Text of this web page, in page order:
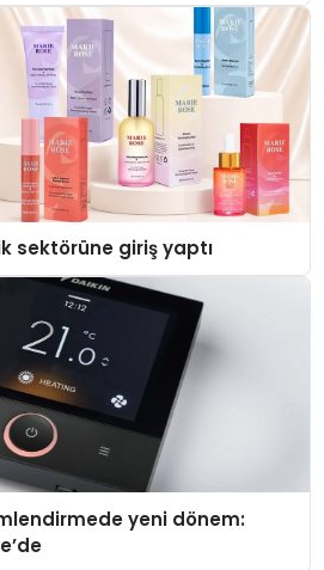
sektörüne giriş yaptı
yeni dönem: